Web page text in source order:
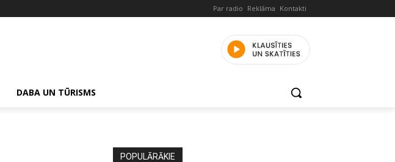
Par radio Reklāma Kontakti
DABA UN TŪRISMS
POPULĀRĀKIE